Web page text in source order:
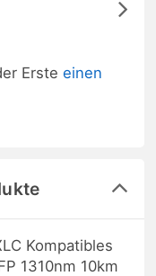
Ersteeinen
Kompatibles
1310nm 10km